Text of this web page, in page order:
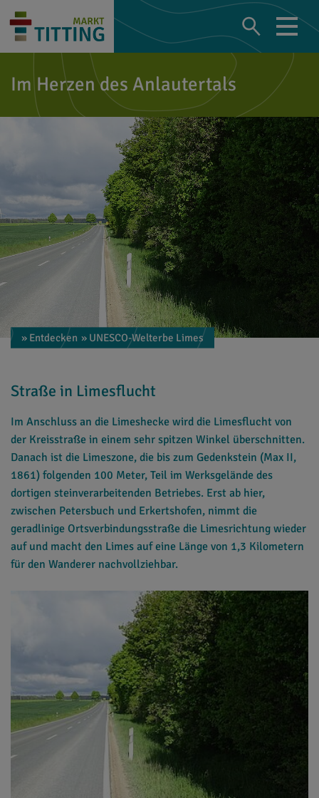
Im Herzen des Anlautertals
» Entdecken » UNESCO-Welterbe Limes
Straße in Limesflucht
Im Anschluss an die Limeshecke wird die Limesflucht von
der Kreisstraße in einem sehr spitzen Winkel überschnitten.
Danach ist die Limeszone, die bis zum Gedenkstein (Max II,
1861) folgenden 100 Meter, Teil im Werksgelände des
dortigen steinverarbeitenden Betriebes. Erst ab hier,
zwischen Petersbuch und Erkertshofen, nimmt die
geradlinige Ortsverbindungsstraße die Limesrichtung wieder
auf und macht den Limes auf eine Länge von 1,3 Kilometern
für den Wanderer nachvollziehbar.